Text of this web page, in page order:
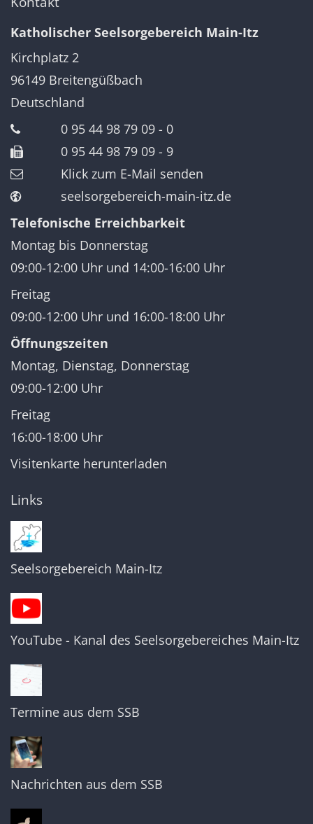
Katholischer Seelsorgebereich Main-Itz
Kirchplatz 2
96149 Breitengüßbach
Deutschland
0 95 44 98 79 09 - 0
0 95 44 98 79 09 - 9
Klick zum E-Mail senden
seelsorgebereich-main-itz.de
Telefonische Erreichbarkeit
Montag bis Donnerstag
09:00-12:00 Uhr und 14:00-16:00 Uhr
Freitag
09:00-12:00 Uhr und 16:00-18:00 Uhr
Öffnungszeiten
Montag, Dienstag, Donnerstag
09:00-12:00 Uhr
Freitag
16:00-18:00 Uhr
Visitenkarte herunterladen
Links
Seelsorgebereich Main-Itz
YouTube - Kanal des Seelsorgebereiches Main-Itz
Termine aus dem SSB
Nachrichten aus dem SSB